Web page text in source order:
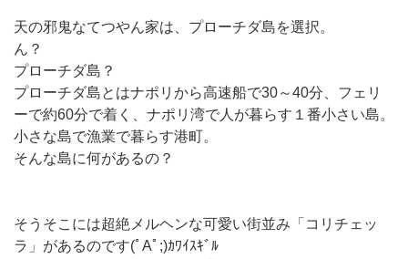
天の邪鬼なてつやん家は、プローチダ島を選択。
ん？
プローチダ島？
プローチダ島とはナポリから高速船で30～40分、フェリ
ーで約60分で着く、ナポリ湾で人が暮らす１番小さい島。
小さな島で漁業で暮らす港町。
そんな島に何があるの？
そうそこには超絶メルヘンな可愛い街並み「コリチェッ
ラ」があるのです(ﾟAﾟ;)ｶﾜｲｽｷﾞﾙ